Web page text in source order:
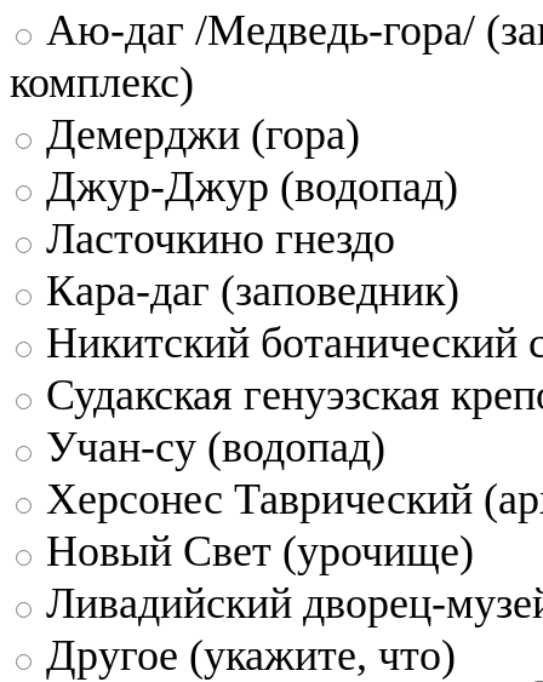
Аю-даг /Медведь-гора/
комплекс)
Демерджи (гора)
Джур-Джур (водопад)
Ласточкино гнездо
Кара-даг (заповедник)
Никитский ботанический
Судакская генуэзская
Учан-су (водопад)
Херсонес Таврический
Новый Свет (урочище)
Ливадийский дворец-
Другое (укажите, что)